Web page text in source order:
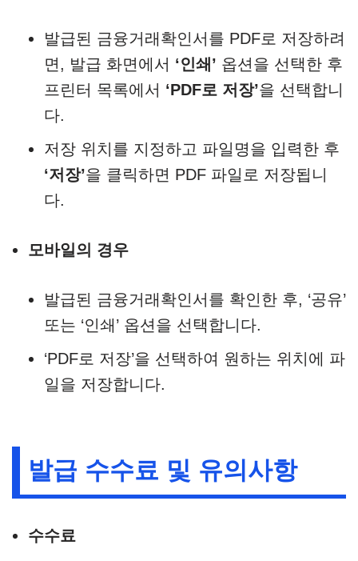
발급된 금융거래확인서를 PDF로 저장하려
면, 발급 화면에서 ‘인쇄’ 옵션을 선택한 후
프린터 목록에서 ‘PDF로 저장’을 선택합니
다.​
저장 위치를 지정하고 파일명을 입력한 후
‘저장’을 클릭하면 PDF 파일로 저장됩니
다.​
모바일의 경우
발급된 금융거래확인서를 확인한 후, ‘공유’
또는 ‘인쇄’ 옵션을 선택합니다.​
‘PDF로 저장’을 선택하여 원하는 위치에 파
일을 저장합니다.​
발급 수수료 및 유의사항
수수료